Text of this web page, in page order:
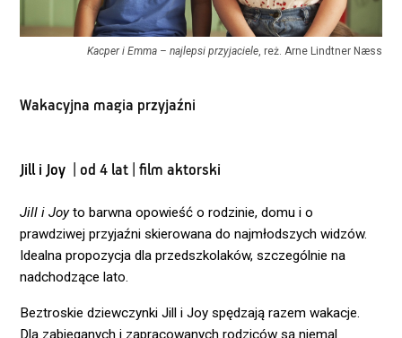
Kacper i Emma – najlepsi przyjaciele, reż. Arne Lindtner Næss
Wakacyjna magia przyjaźni
Jill i Joy | od 4 lat | film aktorski
Jill i Joyto barwna opowieść o rodzinie, domu i o
prawdziwej przyjaźni skierowana do najmłodszych widzów.
Idealna propozycja dla przedszkolaków, szczególnie na
nadchodzące lato.
Beztroskie dziewczynki Jill i Joy spędzają razem wakacje.
Dla zabieganych i zapracowanych rodziców są niemal